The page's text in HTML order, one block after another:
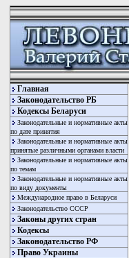
Главная
Законодательство РБ
Кодексы Беларуси
Законодательные и нормативные акты
по дате принятия
Законодательные и нормативные акты
принятые различными органами власти
Законодательные и нормативные акты
по темам
Законодательные и нормативные акты
по виду документы
Международное право в Беларуси
Законодательство СССР
Законы других стран
Кодексы
Законодательство РФ
Право Украины